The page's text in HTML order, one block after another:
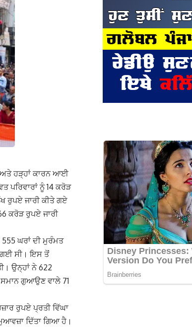
ਅਤੇ ਹੜ੍ਹਾਂ ਕਾਰਨ ਆਈ
ਪਰਿਵਾਰਾਂ ਨੂੰ 14 ਕਰੋੜ
ਰੁਪਏ ਜਾਰੀ ਕੀਤੇ ਗਏ
ਕਰੋੜ ਰੁਪਏ ਜਾਰੀ
ਘਰਾਂ ਦੀ ਮੁਰੰਮਤ
ਗਈ ਸੀ।ਇਸ ਤੋਂ
ਉਨ੍ਹਾਂ ਨੇ 622
ਗੁਆਉਣ ਵਾਲੇ 71
ਰੁਪਏ ਪ੍ਰਤੀ ਵਿੱਘਾ
ਦਿੱਤਾ ਗਿਆ ਹੈ।